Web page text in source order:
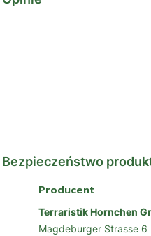
Bezpieczeństwo
Producent
Terraristik Hornchen
Magdeburger Strasse 6